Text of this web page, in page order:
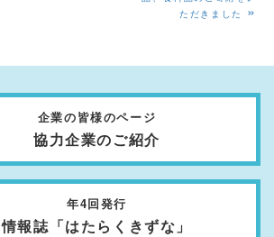
ただきました
»
企業の皆様のページ
協力企業のご紹介
年4回発行
情報誌「はたらくきずな」